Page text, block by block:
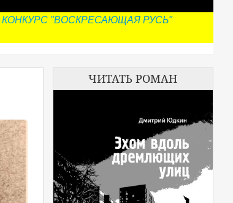
КОНКУРС "ВОСКРЕСАЮЩАЯ РУСЬ"
ЧИТАТЬ РОМАН